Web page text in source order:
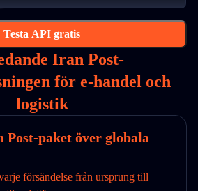
Testa API gratis
Iran Post-
för e-handel och
logistik
Post-paket över globala
försändelse från ursprung till